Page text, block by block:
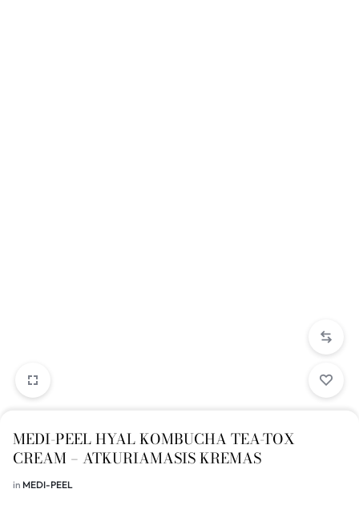
MEDI-PEEL HYAL KOMBUCHA TEA-TOX
CREAM – ATKURIAMASIS KREMAS
in MEDI-PEEL